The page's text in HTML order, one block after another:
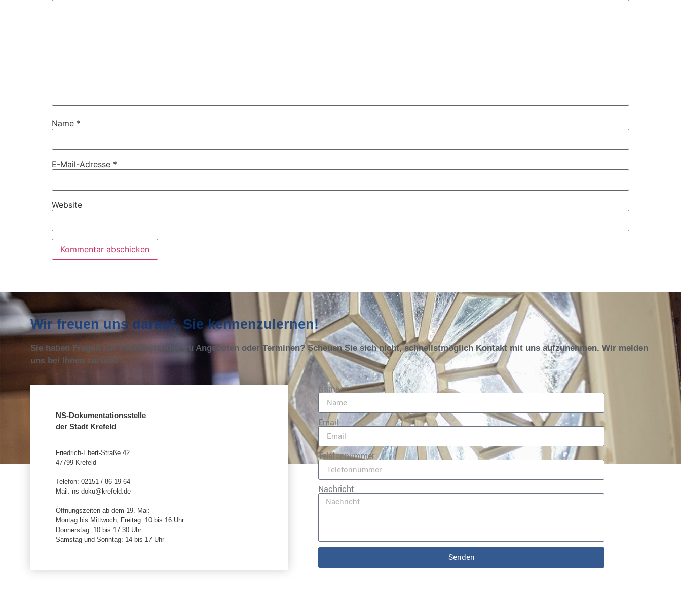
Name *
E-Mail-Adresse *
Website
Wir freuen uns darauf, Sie kennenzulernen!
Sie haben Fragen zur Villa Merländer, zu Angeboten oder Terminen? Scheuen Sie sich nicht, schnellstmöglich Kontakt mit uns aufzunehmen. Wir melden
uns bei Ihnen zurück!
NS-Dokumentationsstelle
der Stadt Krefeld
Friedrich-Ebert-Straße 42
47799 Krefeld
Telefon: 02151 / 86 19 64
Mail: ns-doku@krefeld.de
Öffnungszeiten ab dem 19. Mai:
Montag bis Mittwoch, Freitag: 10 bis 16 Uhr
Donnerstag: 10 bis 17.30 Uhr
Samstag und Sonntag: 14 bis 17 Uhr
Name
Email
Telefonnummer
Nachricht
Senden